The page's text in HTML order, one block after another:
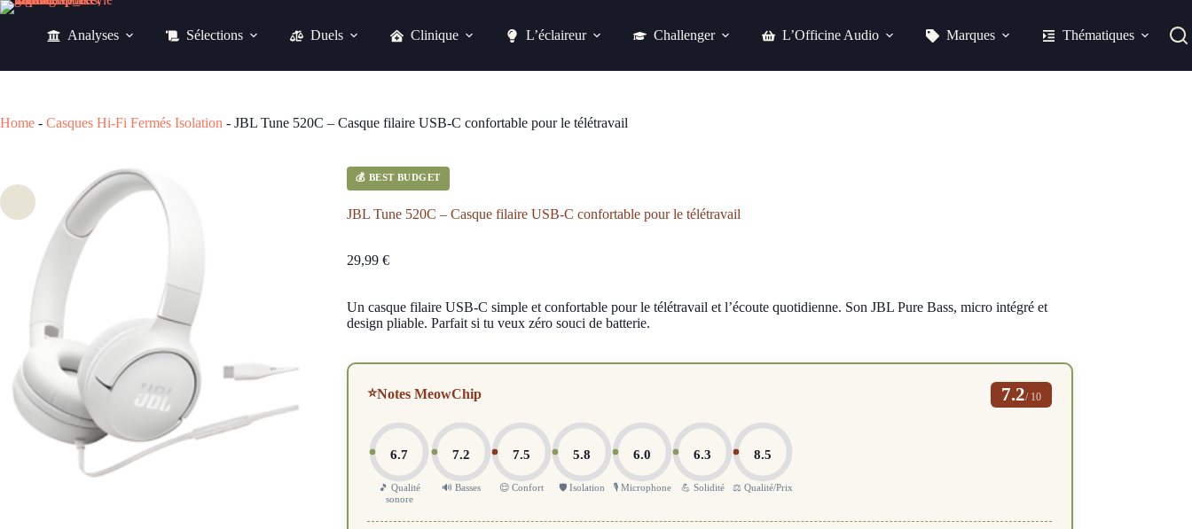
Passer
Analyses Sélections Duels Clinique L’éclaireur Challenger L’Officine Audio Marques Thématiques
Home - Casques Hi-Fi Fermés Isolation - JBL Tune 520C – Casque filaire USB-C confortable pour le télétravail
💰 BEST BUDGET
JBL Tune 520C – Casque filaire USB-C confortable pour le télétravail
29,99 €
Un casque filaire USB-C simple et confortable pour le télétravail et l’écoute quotidienne. Son JBL Pure Bass, micro intégré et
design pliable. Parfait si tu veux zéro souci de batterie.
⭐Notes MeowChip 7.2/ 10
6.7
🎵 Qualité
sonore
7.2
🔊 Basses
7.5
😌 Confort
5.8
🛡️ Isolation
6.0
🎙️ Microphone
6.3
💪 Solidité
8.5
⚖️ Qualité/Prix